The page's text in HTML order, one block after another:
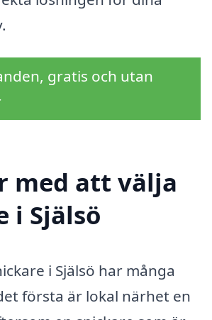
gratis och utan
med att välja
i Själsö
i Själsö har många
första är lokal närhet en